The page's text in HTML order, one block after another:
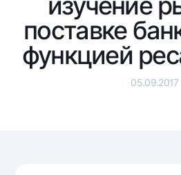
До востребования USD
Для всех USD
Золотой депозит
Золотые слитки от НБУ
UzCard/HUMO
Visa
Visa FIFA
Эскроу-cчёт
Тарифы
поставке
функцией
05.09.2017